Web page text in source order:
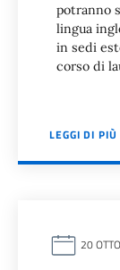
potranno
lingua
in sedi
corso di
LEGGI DI PIÙ
20